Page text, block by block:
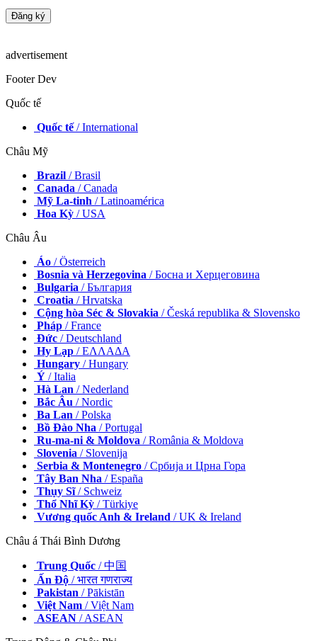
advertisement
Footer Dev
Quốc tế
Quốc tế/ International
Châu Mỹ
Brazil / Brasil
Canada / Canada
Mỹ La-tinh / Latinoamérica
Hoa Kỳ / USA
Châu Âu
Áo / Österreich
Bosnia và Herzegovina / Босна и Херцеговина
Bulgaria / България
Croatia / Hrvatska
Cộng hòa Séc & Slovakia / Česká republika & Slovensko
Pháp / France
Đức / Deutschland
Hy Lạp / ΕΛΛΑΔΑ
Hungary / Hungary
Ý / Italia
Hà Lan / Nederland
Bắc Âu / Nordic
Ba Lan / Polska
Bồ Đào Nha / Portugal
Ru-ma-ni & Moldova / România & Moldova
Slovenia / Slovenija
Serbia & Montenegro / Србија и Црна Гора
Tây Ban Nha / España
Thụy Sĩ/ Schweiz
Thổ Nhĩ Kỳ / Türkiye
Vương quốc Anh & Ireland / UK & Ireland
Châu á Thái Bình Dương
Trung Quốc / 中国
Ấn Độ / भारत गणराज्य
Pakistan / Pākistān
Việt Nam / Việt Nam
ASEAN / ASEAN